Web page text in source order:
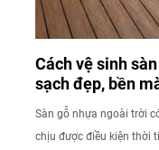
Cách vệ sinh
sạch đẹp, bền
Sàn gỗ nhựa ngoài trời
chịu được điều kiện thời